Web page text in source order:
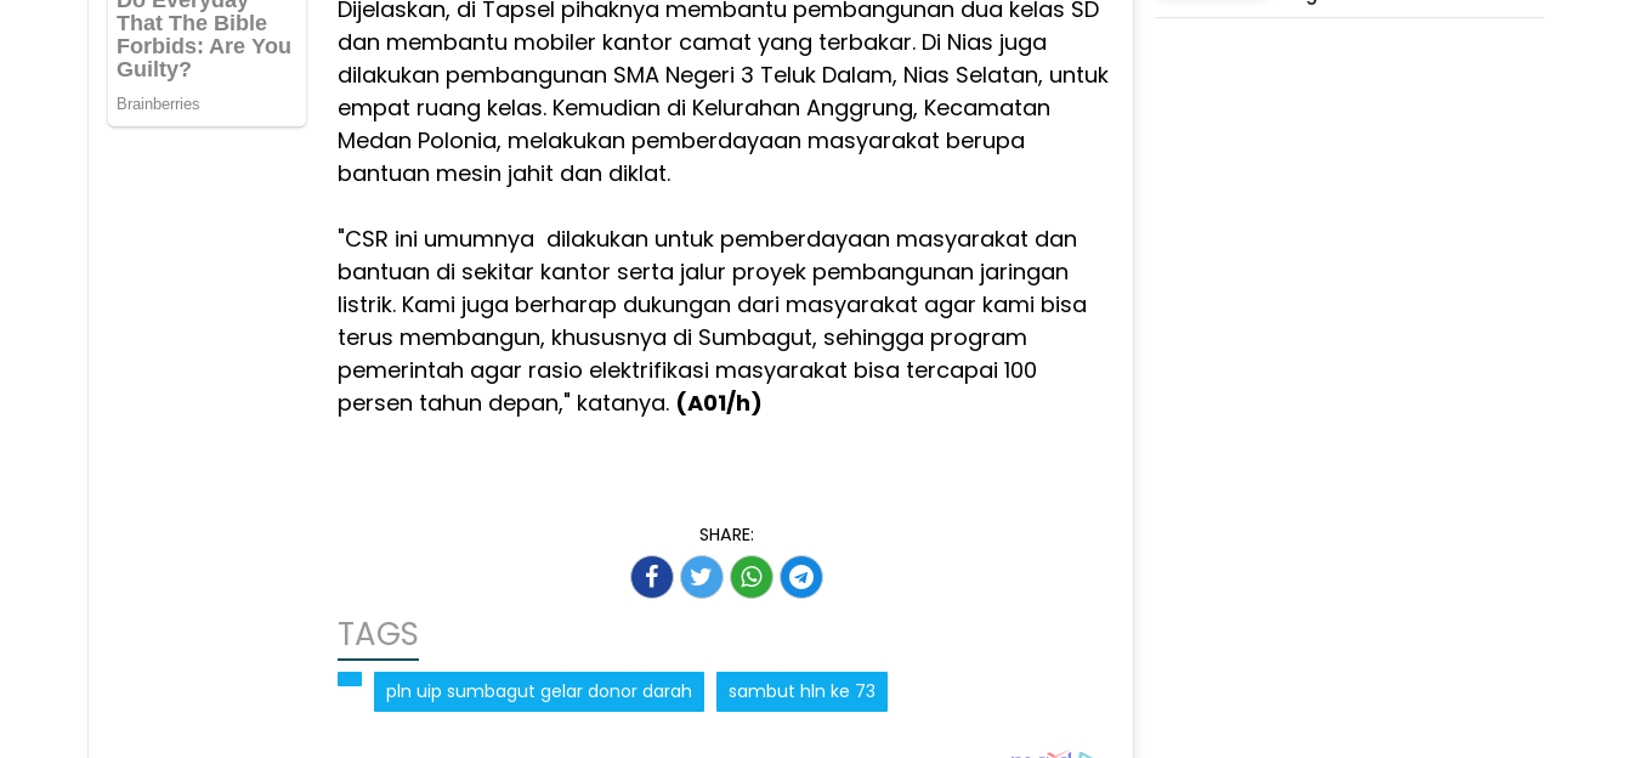
Dijelaskan, di Tapsel pihaknya membantu pembangunan dua kelas SD
dan membantu mobiler kantor camat yang terbakar. Di Nias juga
dilakukan pembangunan SMA Negeri 3 Teluk Dalam, Nias Selatan, untuk
empat ruang kelas. Kemudian di Kelurahan Anggrung, Kecamatan
Medan Polonia, melakukan pemberdayaan masyarakat berupa
bantuan mesin jahit dan diklat.
"CSR ini umumnya dilakukan untuk pemberdayaan masyarakat dan
bantuan di sekitar kantor serta jalur proyek pembangunan jaringan
listrik. Kami juga berharap dukungan dari masyarakat agar kami bisa
terus membangun, khususnya di Sumbagut, sehingga program
pemerintah agar rasio elektrifikasi masyarakat bisa tercapai 100
persen tahun depan," katanya. (A01/h)
SHARE:
TAGS
pln uip sumbagut gelar donor darah sambut hln ke 73